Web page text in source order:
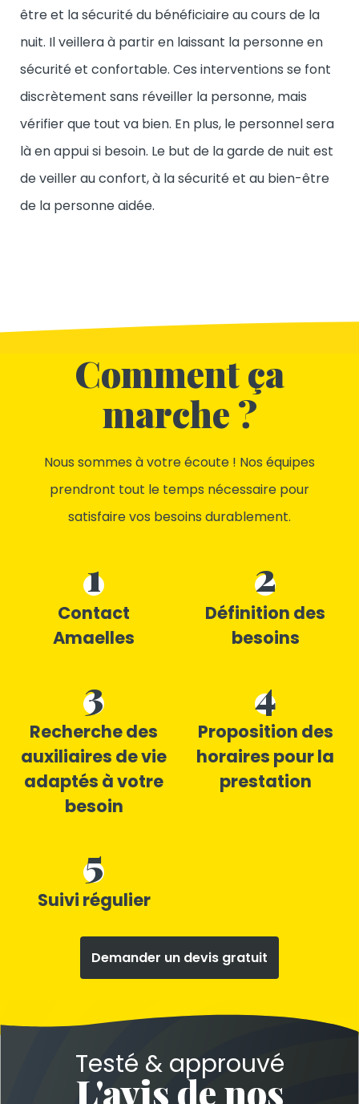
être et la sécurité du bénéficiaire au cours de la
nuit. Il veillera à partir en laissant la personne en
sécurité et confortable. Ces interventions se font
discrètement sans réveiller la personne, mais
vérifier que tout va bien. En plus, le personnel sera
là en appui si besoin. Le but de la garde de nuit est
de veiller au confort, à la sécurité et au bien-être
de la personne aidée.
Comment ça
marche ?
Nous sommes à votre écoute ! Nos équipes
prendront tout le temps nécessaire pour
satisfaire vos besoins durablement.
1
Contact
Amaelles
2
Définition des
besoins
3
Recherche des
auxiliaires de vie
adaptés à votre
besoin
4
Proposition des
horaires pour la
prestation
5
Suivi régulier
Demander un devis gratuit
Testé & approuvé
L'avis de nos